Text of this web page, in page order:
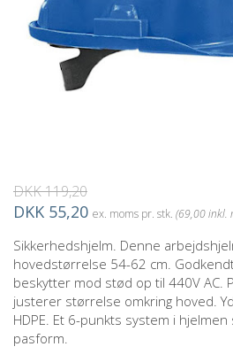
DKK 119,20
DKK 55,20 ex. moms pr. stk. (69,00 inkl.
Sikkerhedshjelm. Denne
hovedstørrelse 54-62 cm.
beskytter mod stød op til 440V AC.
justerer størrelse omkring hoved.
HDPE. Et 6-punkts system i
pasform.